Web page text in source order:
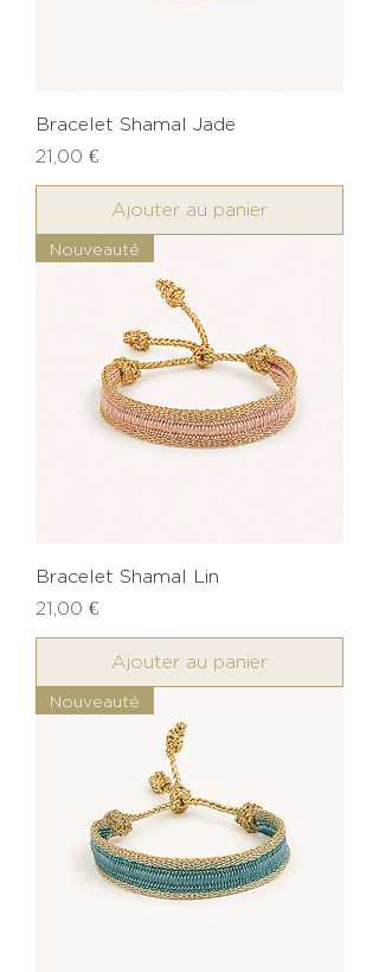
Bracelet Shamal Jade
Prix
21,00 €
Ajouter au panier
Nouveauté
Bracelet Shamal Lin
Prix
21,00 €
Ajouter au panier
Nouveauté